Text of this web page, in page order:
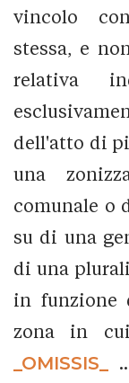
vincolo
stessa, e
relativa
dell'atto di
una
comunale o
su di una
di una
in funzione
zona in
_OMISSIS_